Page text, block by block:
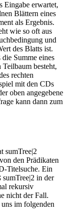
Eingabe erwartet,
Blättern eines
als Ergebnis.
wie so oft aus
und
des Blatts ist.
Summe eines
besteht,
rechten
mit den CDs
oben angegebene
kann dann zum
sumTree|2
den Prädikaten
Titelsuche. Ein
in der
rekursiv
nicht der Fall.
im folgenden